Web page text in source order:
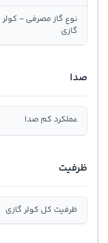
نوع گاز مصرفی - کولر
گازی
صدا
عملکرد کم صدا
ظرفیت
ظرفیت کل کولر گازی